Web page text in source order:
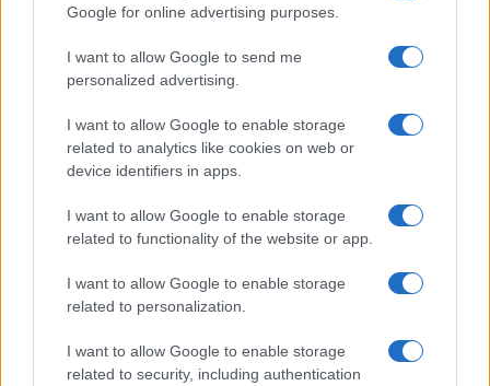
Google for online advertising purposes.
I want to allow Google to send me
personalized advertising.
I want to allow Google to enable storage
related to analytics like cookies on web or
device identifiers in apps.
I want to allow Google to enable storage
related to functionality of the website or app.
I want to allow Google to enable storage
related to personalization.
I want to allow Google to enable storage
related to security, including authentication
Matteo Pellegrino · 9 Ago 2026
LIFESTYLE